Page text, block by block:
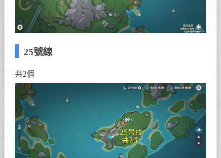
25號線
共2個